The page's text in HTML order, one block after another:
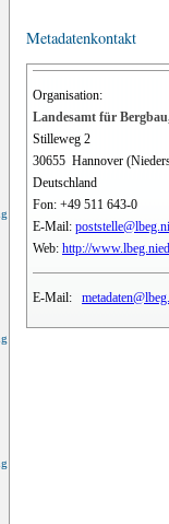
Metadatenkontakt
Organisation:
Landesamt für
Stilleweg 2
30655 Hannover
Deutschland
Fon: +49 511 643-0
E-Mail:
Web: http://
E-Mail: